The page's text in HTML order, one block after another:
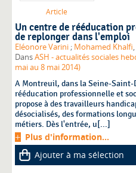
Article
Un centre de rééducation
de replonger dans l'emploi
Eléonore Varini ; Mohamed Khalfi
DansASH - actualités sociales
mai au 8 mai 2014)
A Montreuil, dans la Seine-Saint-
rééducation professionnelle et
propose à des travailleurs
désocialisés, des formations
métiers. Dès l'entrée, u[...]
Plus d'information...
Ajouter à ma sélection